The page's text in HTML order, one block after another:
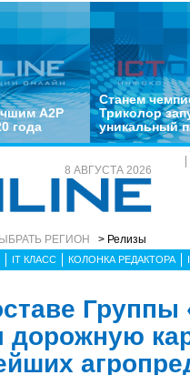
A2P
года
Станем
Триколор
уникальный
8 АВГУСТА 2026
РЕГИОН > Релизы
IT КЛАСС КОЛОНКА РЕДАКТОРА
дорожную